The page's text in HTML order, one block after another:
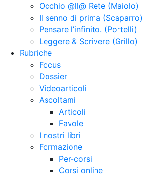
Occhio @ll@ Rete (Maiolo)
Il senno di prima (Scaparro)
Pensare l’infinito. (Portelli)
Leggere & Scrivere (Grillo)
Rubriche
Focus
Dossier
Videoarticoli
Ascoltami
Articoli
Favole
I nostri libri
Formazione
Per-corsi
Corsi online